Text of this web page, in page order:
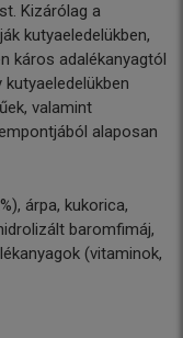
Kizárólag a
kutyaeledelükben,
káros adalékanyagtól
valamint
alaposan
árpa, kukorica,
baromfimáj,
(vitaminok,